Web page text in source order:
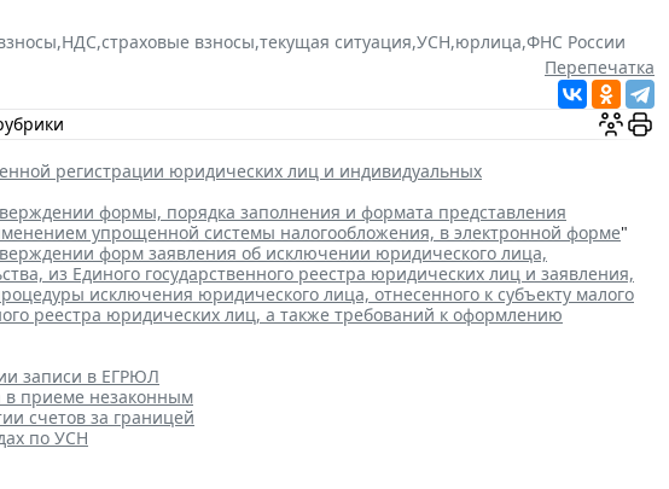
,НДС,страховые взносы,текущая ситуация,УСН,юрлица,ФНС России
Перепечатка
регистрации юридических лиц и индивидуальных
формы, порядка заполнения и формата представления
упрощенной системы налогообложения, в электронной форме"
форм заявления об исключении юридического лица,
из Единого государственного реестра юридических лиц и заявления,
исключения юридического лица, отнесенного к субъекту малого
реестра юридических лиц, а также требований к оформлению
записи в ЕГРЮЛ
в приеме незаконным
счетов за границей
по УСН